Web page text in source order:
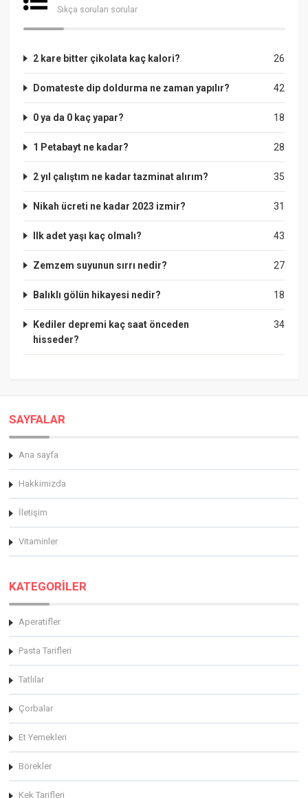
Sıkça sorulan sorular
26
2 kare bitter çikolata kaç kalori?
42
Domateste dip doldurma ne zaman yapılır?
18
0 ya da 0 kaç yapar?
28
1 Petabayt ne kadar?
35
2 yıl çalıştım ne kadar tazminat alırım?
31
Nikah ücreti ne kadar 2023 izmir?
43
Ilk adet yaşı kaç olmalı?
27
Zemzem suyunun sırrı nedir?
18
Balıklı gölün hikayesi nedir?
34
Kediler depremi kaç saat önceden
hisseder?
SAYFALAR
Ana sayfa
Hakkimizda
İletişim
Vitaminler
KATEGORİLER
Aperatifler
Pasta Tarifleri
Tatlılar
Çorbalar
Et Yemekleri
Börekler
Kek Tarifleri